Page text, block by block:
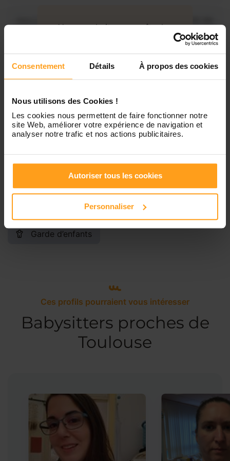
Consentement Détails À propos des cookies
Nous utilisons des Cookies !
Les cookies nous permettent de faire fonctionner notre
site Web, améliorer votre expérience de navigation et
analyser notre trafic et nos actions publicitaires.
Autoriser tous les cookies
Personnaliser
Jeudi Disponible de 00:00 à 00:00
Samedi Disponible de 00:00 à 00:00
Vous souhaitez connaître les
Contactez-nous
Garde d’enfants
Ces profils pourraient vous intéresser
Babysitters proches de
Toulouse